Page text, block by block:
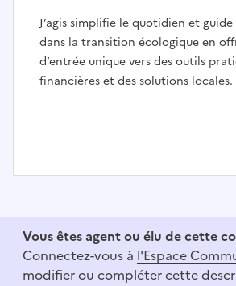
J’agis simplifie le quotidien et
dans la transition écologique en
d’entrée unique vers des outils
financières et des solutions locales.
Vous êtes agent ou élu de cette
Connectez-vous à l'Espace
modifier ou compléter cette